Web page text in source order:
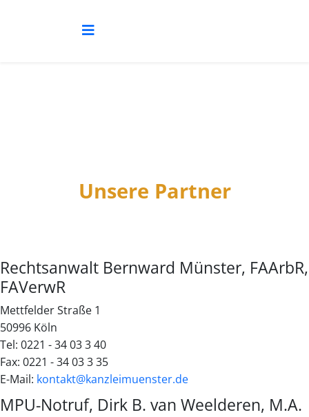
Unsere Partner
Rechtsanwalt Bernward Münster, FAArbR,
FAVerwR
Mettfelder Straße 1
50996 Köln
Tel: 0221 - 34 03 3 40
Fax: 0221 - 34 03 3 35
E-Mail: kontakt@kanzleimuenster.de
MPU-Notruf, Dirk B. van Weelderen, M.A.